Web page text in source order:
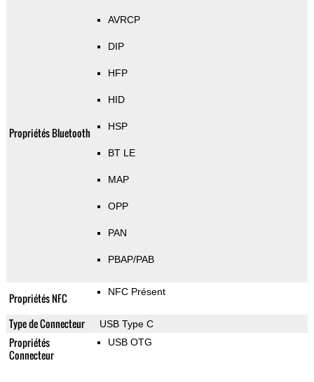
Propriétés Bluetooth
AVRCP
DIP
HFP
HID
HSP
BT LE
MAP
OPP
PAN
PBAP/PAB
Propriétés NFC NFC Présent
Type de Connecteur USB Type C
Propriétés
Connecteur
USB OTG